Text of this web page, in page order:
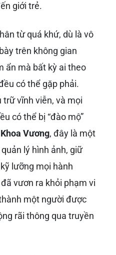
giới trẻ.
từ quá khứ, dù là vô
trên không gian
ẩn mà bất kỳ ai theo
có thể gặp phải.
vĩnh viễn, và mọi
có thể bị “đào mộ”
Khoa Vương, đây là một
lý hình ảnh, giữ
lưỡng mọi hành
vươn ra khỏi phạm vi
một người được
rãi thông qua truyền